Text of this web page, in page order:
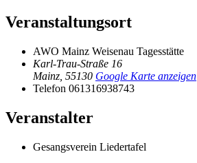
Veranstaltungsort
AWO Mainz Weisenau Tagesstätte
Karl-Trau-Straße 16
Mainz 55130 Google Karte anzeigen
Telefon 061316938743
Veranstalter
Gesangsverein Liedertafel